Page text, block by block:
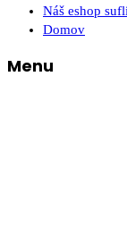
Náš eshop
Domov
Menu